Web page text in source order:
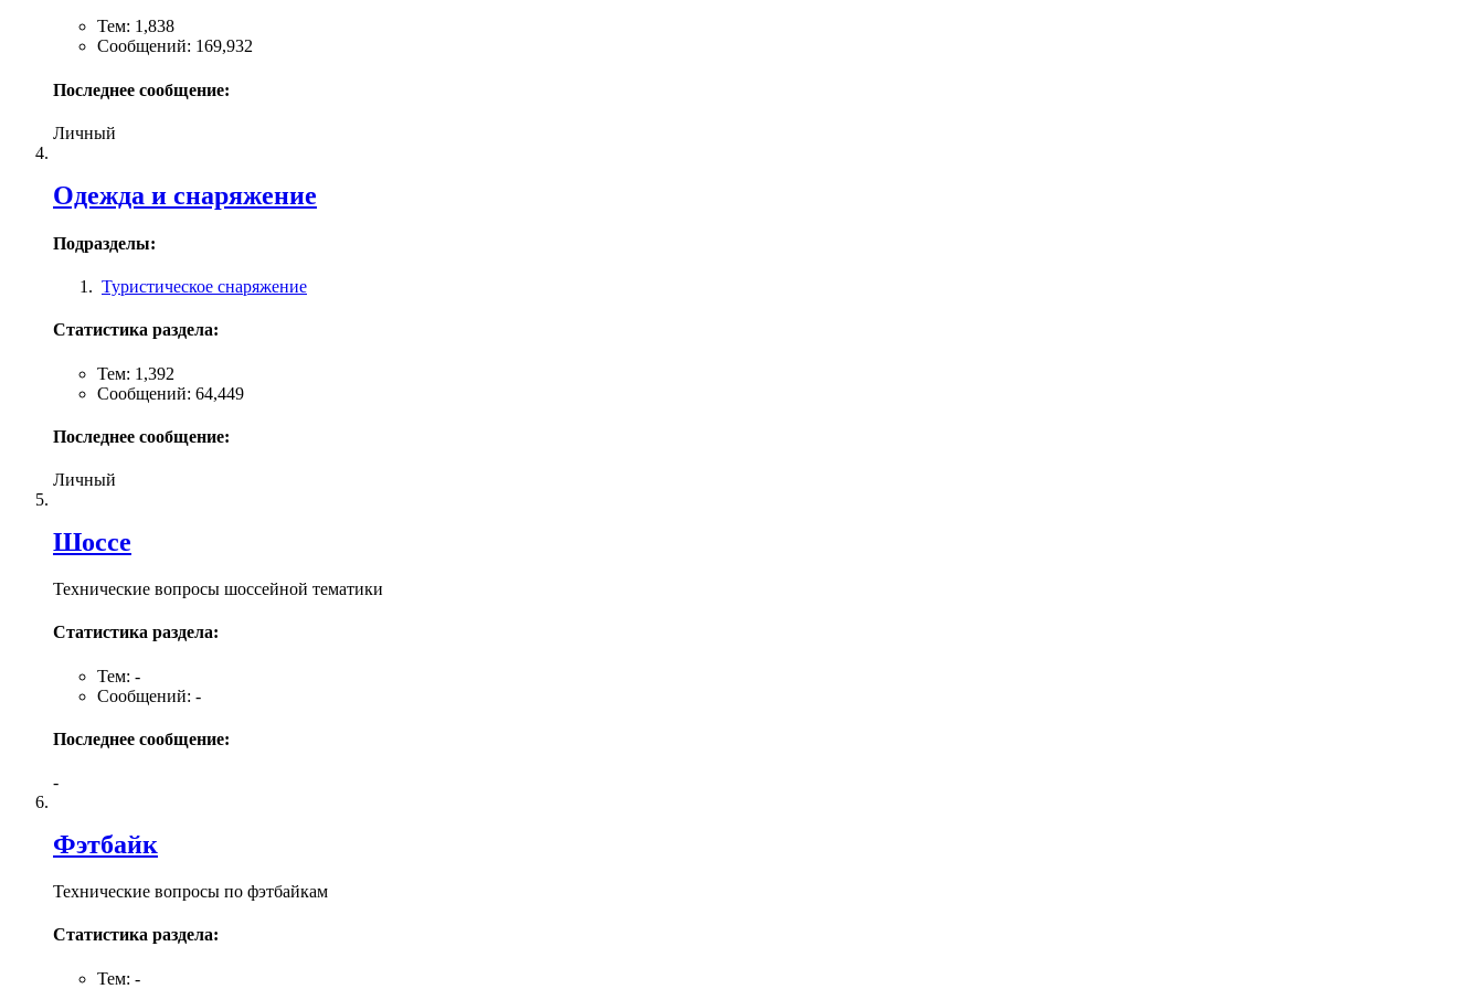
Тем: 1,838
Сообщений: 169,932
Последнее сообщение:
Личный
Одежда и снаряжение
Подразделы:
Туристическое снаряжение
Статистика раздела:
Тем: 1,392
Сообщений: 64,449
Последнее сообщение:
Личный
Шоссе
Технические вопросы шоссейной тематики
Статистика раздела:
Тем: -
Сообщений: -
Последнее сообщение:
-
Фэтбайк
Технические вопросы по фэтбайкам
Статистика раздела:
Тем: -